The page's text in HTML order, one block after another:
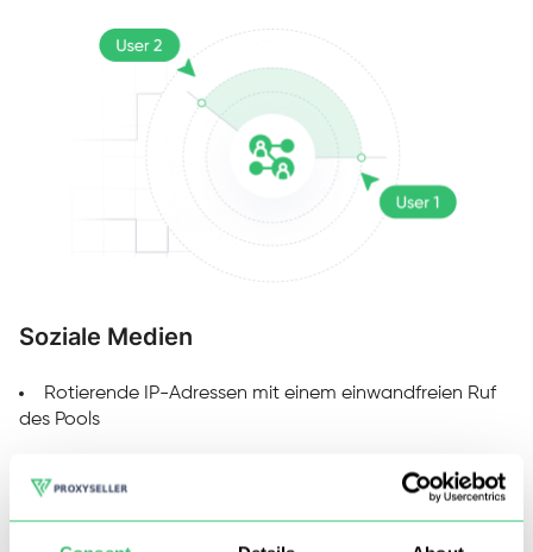
Soziale Medien
Rotierende IP-Adressen mit einem einwandfreien Ruf
des Pools